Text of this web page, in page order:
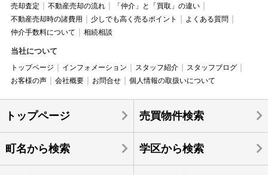
売却査定 不動産売却の流れ
「仲介」と「買取」の違い
不動産売却時の諸費用
少しでも高く売るポイント
よくある質問
仲介手数料について
相続相談
当社について
トップページ インフォメーション スタッフ紹介
スタッフブログ
お客様の声
会社概要 お問合せ 個人情報の取扱いについて
トップページ 売買物件検索
町名から検索 学区から検索